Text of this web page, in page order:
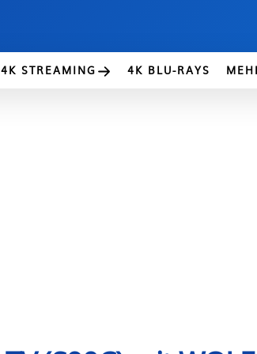
4K STREAMING 4K BLU-RAYS